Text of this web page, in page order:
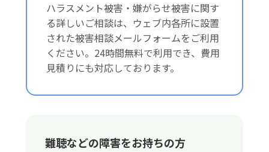
ハラスメント被害・嫌がらせ被害に関す
る詳しいご相談は、ウェブ内各所に設置
された被害相談メールフォームをご利用
ください。24時間無料で利用でき、費用
見積りにも対応しております。
難聴などの障害をお持ちの方